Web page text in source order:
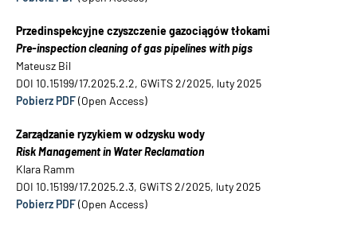
Przedinspekcyjne czyszczenie gazociągów tłokami
Pre-inspection cleaning of gas pipelines with pigs
Mateusz Bil
DOI 10.15199/17.2025.2.2, GWiTS 2/2025, luty 2025
Pobierz PDF(Open Access)
Zarządzanie ryzykiem w odzysku wody
Risk Management in Water Reclamation
Klara Ramm
DOI 10.15199/17.2025.2.3, GWiTS 2/2025, luty 2025
Pobierz PDF(Open Access)